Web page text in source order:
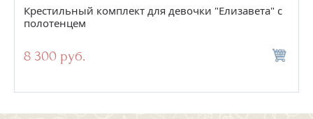
Крестильный комплект для девочки "Елизавета" с
полотенцем
8 300 руб.